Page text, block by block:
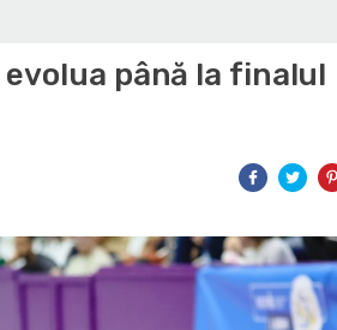
până la finalul